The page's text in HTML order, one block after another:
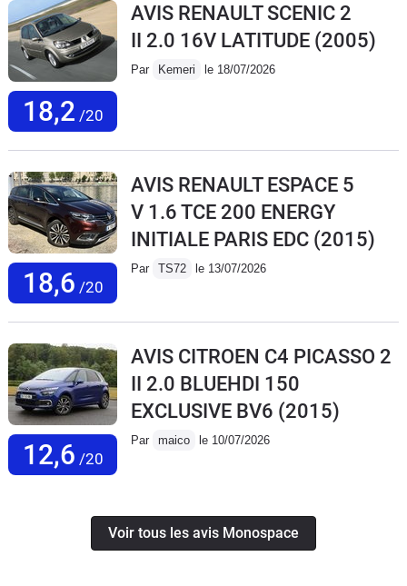
18,2 /20
AVIS RENAULT SCENIC 2
II 2.0 16V LATITUDE (2005)
Par Kemeri le 18/07/2026
18,6 /20
AVIS RENAULT ESPACE 5
V 1.6 TCE 200 ENERGY
INITIALE PARIS EDC (2015)
Par TS72 le 13/07/2026
12,6 /20
AVIS CITROEN C4 PICASSO 2
II 2.0 BLUEHDI 150
EXCLUSIVE BV6 (2015)
Par maico le 10/07/2026
Voir tous les avis Monospace